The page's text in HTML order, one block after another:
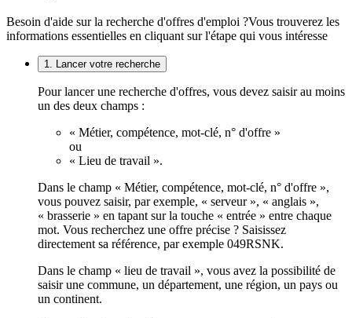
Besoin d'aide sur la recherche d'offres d'emploi ?Vous trouverez les
informations essentielles en cliquant sur l'étape qui vous intéresse
1. Lancer votre recherche
Pour lancer une recherche d'offres, vous devez saisir au moins
un des deux champs :
« Métier, compétence, mot-clé, n° d'offre »
ou
« Lieu de travail ».
Dans le champ « Métier, compétence, mot-clé, n° d'offre »,
vous pouvez saisir, par exemple, « serveur », « anglais »,
« brasserie » en tapant sur la touche « entrée » entre chaque
mot. Vous recherchez une offre précise ? Saisissez
directement sa référence, par exemple 049RSNK.
Dans le champ « lieu de travail », vous avez la possibilité de
saisir une commune, un département, une région, un pays ou
un continent.